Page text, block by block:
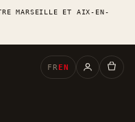
MARSEILLE ET AIX-EN-
FR EN